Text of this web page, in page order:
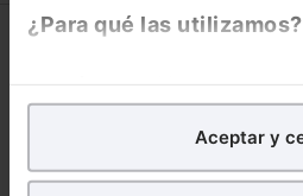
¿Para qué las utilizamos?
analíticospara tratar de
nuestra página web. También
para poder mostrarte
Aceptar y
Lefebvre
Librerías asociadas